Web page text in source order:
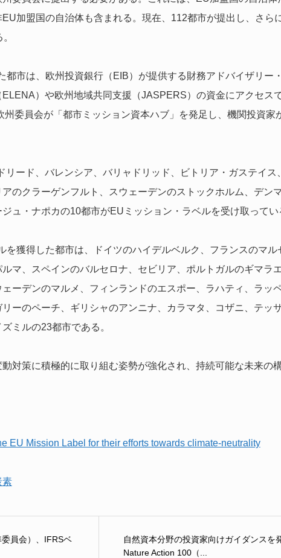
加盟国の自治体も含まれる。現在、112都市が提出し、さら
都市は、欧州投資銀行（EIB）が提供する財務アドバイザリー
）や欧州地域共同支援（JASPERS）の資金にアクセス
委員会が「都市ミッション資本ハブ」を発足し、機関投資家
ード、バレンシア、バリャドリッド、ビトリア・ガステイス
のクラーゲンフルト、スウェーデンのストックホルム、デン
ュ・ナポカの10都市がEUミッション・ラベルを受け取ってい
を獲得した都市は、ドイツのハイデルベルク、フランスのマル
マ、スペインのバルセロナ、セビリア、ポルトガルのギマラ
ーデンのマルメ、フィンランドのエスポー、ラハティ、ラッ
ーのペーチ、ギリシャのアンニナ、カラマタ、コザニ、テッ
ミルの23都市である。
対策に積極的に取り組む姿勢が強化され、持続可能な未来の
EU Mission Label for their efforts towards climate-neutrality
素
員会）、IFRSベ
自然資本分野の投資家向けガイダンスを
Nature Action 100（...